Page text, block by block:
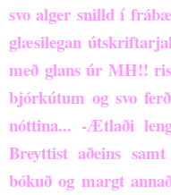
svo alger snilld í
glæsilegan
með glans úr MH!!
bjórkútum og svo
nóttina... -Ætlaði
Breyttist aðeins
bókuð og margt